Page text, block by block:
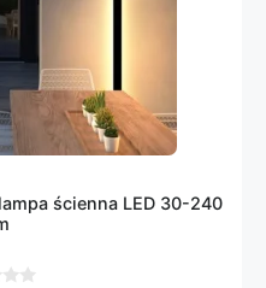
ścienna LED 30-240